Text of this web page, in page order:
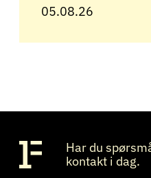
05.08.26
Har du
kontakt i dag.